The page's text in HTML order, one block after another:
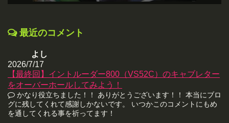
最近のコメント
よし
2026/7/17
【最終回】イントルーダー800（VS52C）のキャブレター
をオーバーホールしてみよう！
かなり役立ちました！！ ありがとうございます！！ 本当にブロ
グに残してくれて感謝しかないです。 いつかこのコメントにもめ
を通してくれる事を祈ってます！